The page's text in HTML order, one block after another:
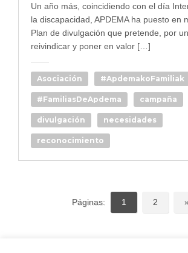
Un año más, coincidiendo con el día
la discapacidad, APDEMA ha puesto en
Plan de divulgación que pretende, por
reivindicar y poner en valor […]
Asociación #ApdemakoFamiliak
#FamiliasDeApdema campaña
divulgación necesidades
reconocimiento
Páginas: 1 2